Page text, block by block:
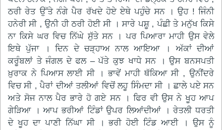
ਠਰੀ ਰੇਤ ਉੱਤੇ ਨੰਗੇ ਪੈਰ ਰੱਖਦੇ ਹੋਏ ਏਥੇ ਪਹੁੰਚੇ ਸਨ । ਉਹ ! ਜਿੰਨੀ
ਹਨੇਰੀ ਸੀ , ਉਨੀ ਹੀ ਠਰੀ ਹੋਈ ਸੀ । ਸਾਰੇ ਪਸ਼ੂ , ਪੰਛੀ ਤੇ ਮਨੁੱਖ ਕਿਸੇ
ਨਾ ਕਿਸੇ ਘਰ ਵਿਚ ਨਿੱਘੇ ਸੁੱਤੇ ਸਨ । ਪਰ ਪਿਆਰਾ ਮਾਹੀ ਉਸ ਵੇਲੇ
ਇਥੇ ਪੁੱਜਾ । ਦਿਨ ਦੇ ਚੜ੍ਹਾਅ ਨਾਲ ਆਇਆ । ਅੱਕਾਂ ਦੀਆਂ
ਕਰੂੰਬਲਾਂ ਤੇ ਜੰਗਲ ਦੇ ਫਲ – ਪੱਤੇ ਕੁਝ ਖਾਧੇ ਸਨ । ਉਸ ਬਨਸਪਤੀ
ਖ਼ੁਰਾਕ ਨੇ ਪਿਆਸ ਲਾਈ ਸੀ । ਭਾਵੇਂ ਮਾਹੀ ਥੱਕਿਆ ਸੀ , ਉਨੀਂਦਰੇ
ਵਿਚ ਸੀ , ਪੈਰਾਂ ਦੀਆਂ ਤਲੀਆਂ ਵਿਚੋਂ ਲਹੂ ਸਿੰਮਦਾ ਸੀ । ਛਾਲੇ ਪਏ ਸਨ
ਅਤੇ ਸੋਜ ਨਾਲ ਪੈਰ ਭਾਰੇ ਹੋ ਗਏ ਸਨ । ਫਿਰ ਵੀ ਉਸ ਨੇ ਖੂਹ ਆਪ
ਗੇੜਿਆ । ਆਪ ਭਰੀਆਂ ਟਿੰਡਾਂ ਉਪਰ ਲਿਆਂਦੀਆਂ । ਰੇਤਲੀ ਧਰਤੀ
ਦੇ ਖੂਹ ਦਾ ਪਾਣੀ ਨਿੱਘਾ ਸੀ । ਭਰੀ ਹੋਈ ਟਿੰਡ ਆਈ । ਉਸ ਨੂੰ